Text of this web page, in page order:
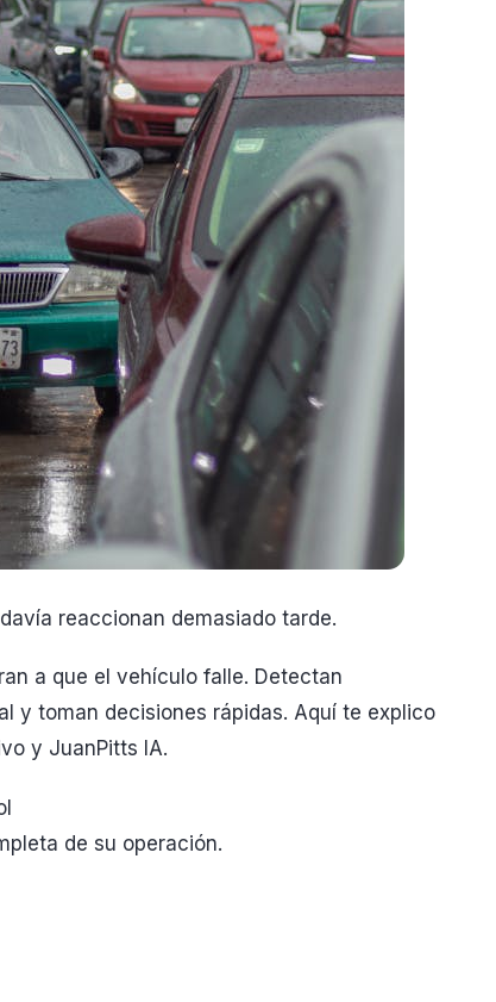
reaccionan demasiado tarde.
a que el vehículo falle. Detectan
y toman decisiones rápidas. Aquí te explico
y JuanPitts IA.
de su operación.